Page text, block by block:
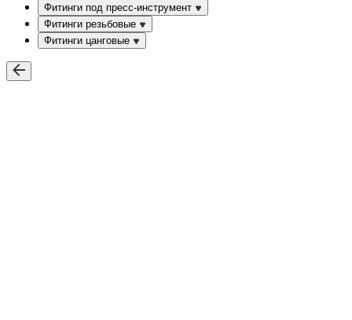
Фитинги под пресс-инструмент
Фитинги резьбовые
Фитинги цанговые